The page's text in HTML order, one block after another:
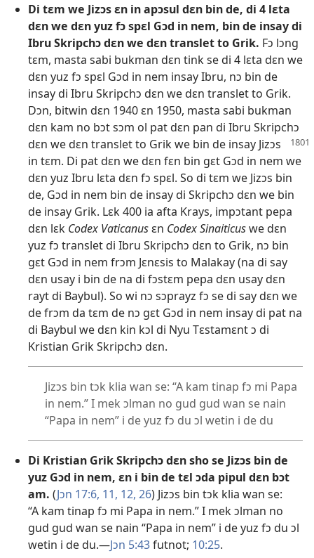
Di tɛm we Jizɔs ɛn in apɔsul dɛn bin de, di 4 lɛta
dɛn we dɛn yuz fɔ spɛl Gɔd in nem, bin de insay di
Ibru Skripchɔ dɛn we dɛn translet to Grik. Fɔ lɔng
tɛm, masta sabi bukman dɛn tink se di 4 lɛta dɛn we
dɛn yuz fɔ spɛl Gɔd in nem insay Ibru, nɔ bin de
insay di Ibru Skripchɔ dɛn we dɛn translet to Grik.
Dɔn, bitwin dɛn 1940 ɛn 1950, masta sabi bukman
dɛn kam no bɔt sɔm ol pat dɛn pan di Ibru Skripchɔ
dɛn we dɛn translet to Grikwe bin de insay Jizɔs
in tɛm. Di pat dɛn we dɛn fɛn bin gɛt Gɔd in nem we
dɛn yuz Ibru lɛta dɛn fɔ spɛl. So di tɛm we Jizɔs bin
de, Gɔd in nem bin de insay di Skripchɔ dɛn we bin
de insay Grik. Lɛk 400 ia afta Krays, impɔtant pepa
dɛn lɛk Codex Vaticanusɛn Codex Sinaiticuswe dɛn
yuz fɔ translet di Ibru Skripchɔ dɛn to Grik, nɔ bin
gɛt Gɔd in nem frɔm Jɛnɛsis to Malakay (na di say
dɛn usay i bin de na di fɔstɛm pepa dɛn usay dɛn
rayt di Baybul). So wi nɔ sɔprayz fɔ se di say dɛn we
de frɔm da tɛm de nɔ gɛt Gɔd in nem insay di pat na
di Baybul we dɛn kin kɔl di Nyu Tɛstamɛnt ɔ di
Kristian Grik Skripchɔ dɛn.
Jizɔs bin tɔk klia wan se: “A kam tinap fɔ mi Papa
in nem.” I mek ɔlman no gud gud wan se nain
“Papa in nem” i de yuz fɔ du ɔl wetin i de du
Di Kristian Grik Skripchɔ dɛn sho se Jizɔs bin de
yuz Gɔd in nem, ɛn i bin de tɛl ɔda pipul dɛn bɔt
am. (Jɔn 17:6, 11, 12, 26) Jizɔs bin tɔk klia wan se:
“A kam tinap fɔ mi Papa in nem.” I mek ɔlman no
gud gud wan se nain “Papa in nem” i de yuz fɔ du ɔl
wetin i de du.—Jɔn 5:43futnot; 10:25.